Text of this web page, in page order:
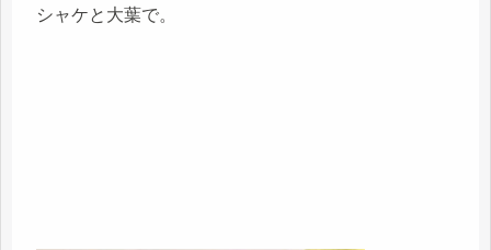
シャケと大葉で。